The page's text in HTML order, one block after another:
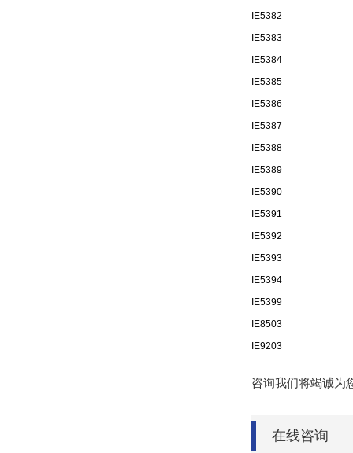
IE5382
IE5383
IE5384
IE5385
IE5386
IE5387
IE5388
IE5389
IE5390
IE5391
IE5392
IE5393
IE5394
IE5399
IE8503
IE9203
咨询我们将竭诚为
在线咨询